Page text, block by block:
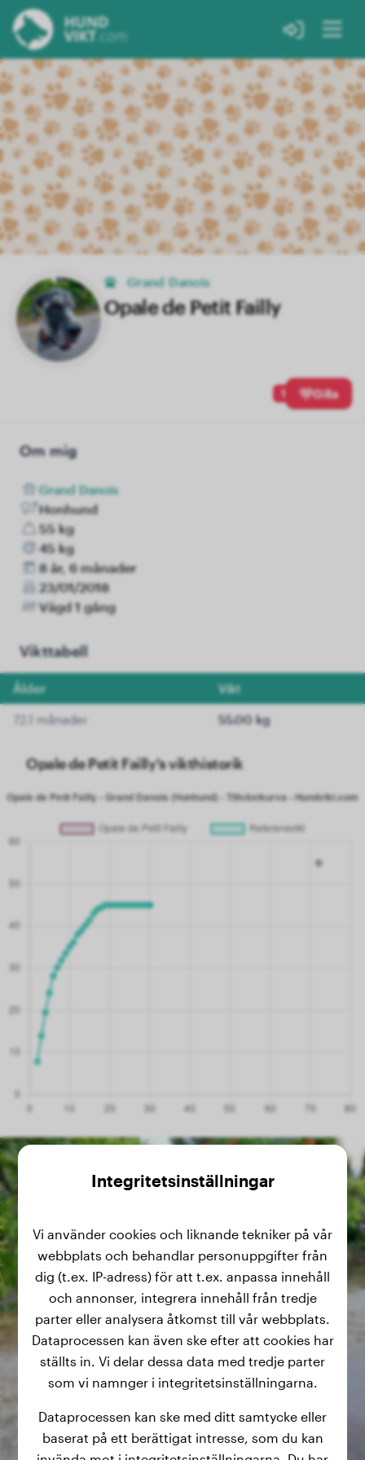
Grand Danois
Opale de Petit Failly
1 Gilla
Om mig
Grand Danois
Honhund
55 kg
45 kg
8 år, 6 månader
23/01/2018
Vägd 1 gång
Vikttabell
Ålder Vikt
72.1 månader 55.00 kg
Opale de Petit Failly's vikthistorik
Integritetsinställningar
Vi använder cookies och liknande tekniker på vår
webbplats och behandlar personuppgifter från
dig (t.ex. IP-adress) för att t.ex. anpassa innehåll
och annonser, integrera innehåll från tredje
parter eller analysera åtkomst till vår webbplats.
Dataprocessen kan även ske efter att cookies har
ställts in. Vi delar dessa data med tredje parter
som vi namnger i integritetsinställningarna.
Dataprocessen kan ske med ditt samtycke eller
baserat på ett berättigat intresse, som du kan